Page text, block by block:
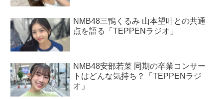
NMB48三鴨くるみ 山本望叶との共通
点を語る「TEPPENラジオ」
NMB48安部若菜 同期の卒業コンサー
トはどんな気持ち？「TEPPENラジ
オ」